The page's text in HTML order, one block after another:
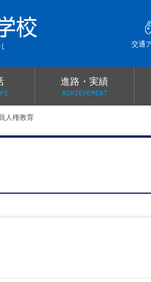
交通
人権教育
進路・実績
ACHIEVEMENT